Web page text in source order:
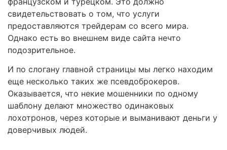
свидетельствовать о том, что услуги
предоставляются трейдерам со всего мира.
Однако есть во внешнем виде сайта нечто
подозрительное.
И по слогану главной страницы мы легко находим
еще несколько таких же псевдоброкеров.
Оказывается, что некие мошенники по одному
шаблону делают множество одинаковых
лохотронов, через которые и выманивают деньги у
доверчивых людей.